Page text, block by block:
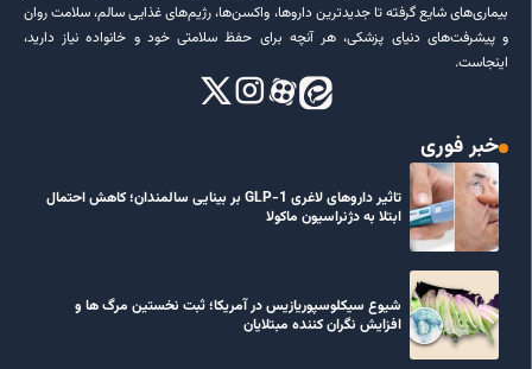
بیماری‌های شایع گرفته تا جدیدترین داروها، واکسن‌ها، رژیم‌های غذایی سالم، سلامت روان
و پیشرفت‌های دنیای پزشکی، هر آنچه برای حفظ سلامتی خود و خانواده نیاز دارید،
اینجاست.
خبر فوری
تاثیر داروهای لاغری GLP-1 بر بینایی سالمندان؛ کاهش احتمال
ابتلا به دژنراسیون ماکولا
شیوع سیکلوسپوریازیس در آمریکا؛ ثبت نخستین مرگ ها و
افزایش نگران کننده مبتلایان